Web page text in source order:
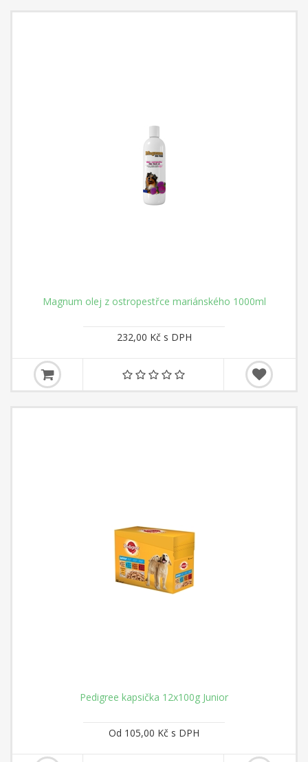
Magnum olej z ostropestřce mariánského 1000ml
232,00 Kč s DPH
Pedigree kapsička 12x100g Junior
Od 105,00 Kč s DPH